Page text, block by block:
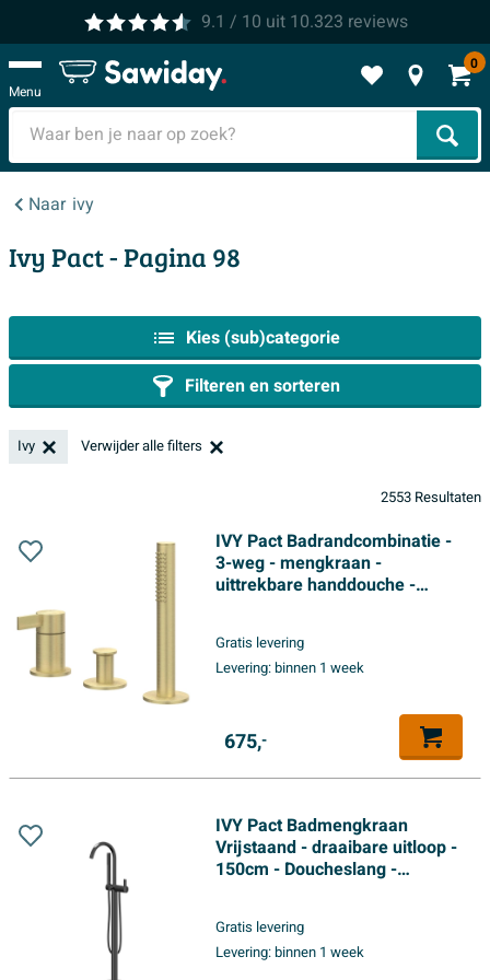
9.1 / 10 uit 10.323 reviews
Menu
0
Naar ivy
Ivy Pact- Pagina 98
Kies (sub)categorie
Filteren en sorteren
Ivy Verwijder alle filters
2553 Resultaten
IVY Pact Badrandcombinatie -
3-weg - mengkraan -
uittrekbare handdouche -
Gratis levering
Levering:binnen 1 week
675,-
IVY Pact Badmengkraan
Vrijstaand - draaibare uitloop -
150cm - Doucheslang -
Gratis levering
Levering:binnen 1 week